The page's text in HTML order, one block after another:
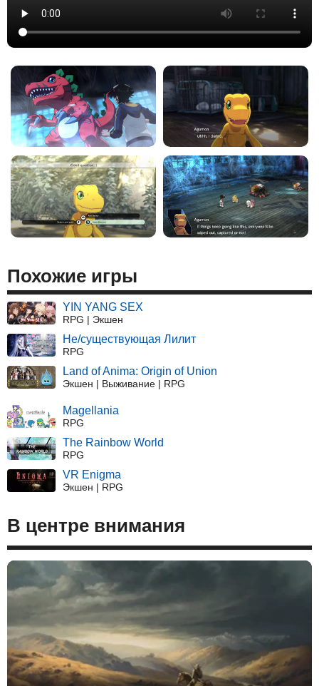
Похожие игры
YIN YANG SEX
RPG | Экшен
Не/существующая Лилит
RPG
Land of Anima: Origin of Union
Экшен | Выживание | RPG
Magellania
RPG
The Rainbow World
RPG
VR Enigma
Экшен | RPG
В центре внимания